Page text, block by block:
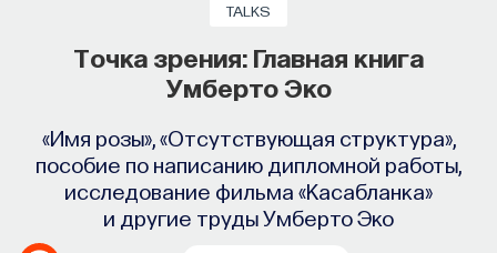
TALKS
Точка зрения: Главная книга
Умберто Эко
«Имя розы», «Отсутствующая структура»,
пособие по написанию дипломной работы,
исследование фильма «Касабланка»
и другие труды Умберто Эко
Запуск рекрутингового сервиса
Naukka Talents
Основатель ПостНауки Ивар Максутов
запускает сервис, который поможет найти
свою нишу в глобальных deep tech и биотех
компаниях
ПОСТНАУКА СОХРАНИТЬ В ЗАКЛАДКИ